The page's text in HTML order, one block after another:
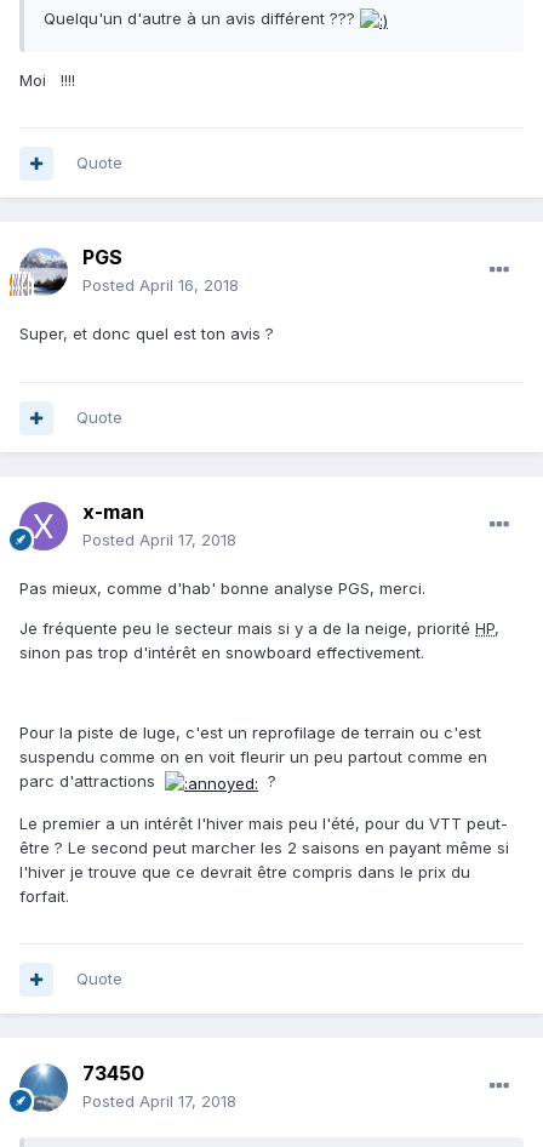
Quelqu'un d'autre à un avis différent ???
Moi !!!!
Quote
PGS
Posted April 16, 2018
Super, et donc quel est ton avis ?
Quote
x-man
Posted April 17, 2018
Pas mieux, comme d'hab' bonne analyse PGS, merci.
Je fréquente peu le secteur mais si y a de la neige, priorité HP,
sinon pas trop d'intérêt en snowboard effectivement.
Pour la piste de luge, c'est un reprofilage de terrain ou c'est
suspendu comme on en voit fleurir un peu partout comme en
parc d'attractions
?
Le premier a un intérêt l'hiver mais peu l'été, pour du VTT peut-
être ? Le second peut marcher les 2 saisons en payant même si
l'hiver je trouve que ce devrait être compris dans le prix du
forfait.
Quote
73450
Posted April 17, 2018